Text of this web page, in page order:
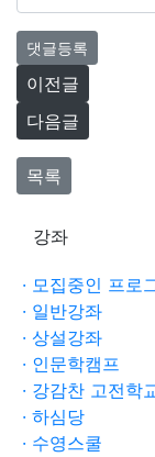
댓글등록
이전글
다음글
목록
강좌
· 모집중인 프로
· 일반강좌
· 상설강좌
· 인문학캠프
· 강감찬 고전학
· 하심당
· 수영스쿨